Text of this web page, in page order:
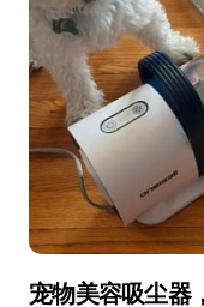
宠物美容吸尘器